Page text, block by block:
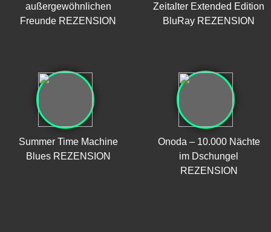
außergewöhnlichen
Freunde REZENSION
Zeitalter Extended Edition
BluRay REZENSION
Summer Time Machine
Blues REZENSION
Onoda – 10.000 Nächte
im Dschungel
REZENSION